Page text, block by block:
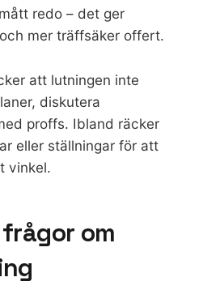
redo – det ger
mer träffsäker offert.
att lutningen inte
diskutera
proffs. Ibland räcker
eller ställningar för att
vinkel.
om